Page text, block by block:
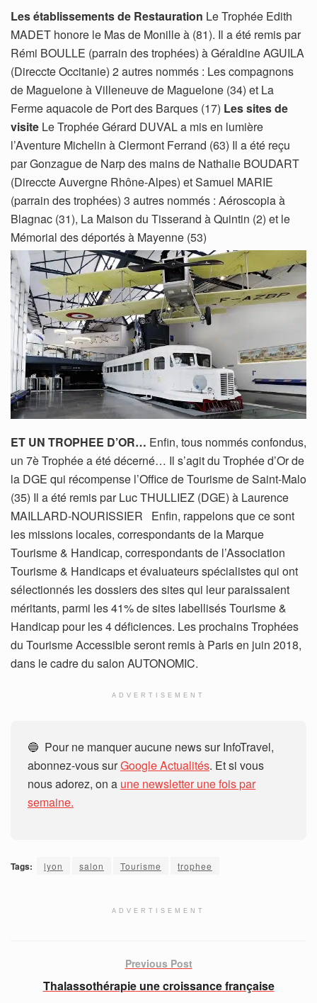
Les établissements de Restauration Le Trophée Edith
MADET honore le Mas de Monille à (81). Il a été remis par
Rémi BOULLE (parrain des trophées) à Géraldine AGUILA
(Direccte Occitanie) 2 autres nommés : Les compagnons
de Maguelone à Villeneuve de Maguelone (34) et La
Ferme aquacole de Port des Barques (17) Les sites de
visite Le Trophée Gérard DUVAL a mis en lumière
l’Aventure Michelin à Clermont Ferrand (63) Il a été reçu
par Gonzague de Narp des mains de Nathalie BOUDART
(Direccte Auvergne Rhône-Alpes) et Samuel MARIE
(parrain des trophées) 3 autres nommés : Aéroscopia à
Blagnac (31), La Maison du Tisserand à Quintin (2) et le
Mémorial des déportés à Mayenne (53)
ET UN TROPHEE D’OR… Enfin, tous nommés confondus,
un 7è Trophée a été décerné… Il s’agit du Trophée d’Or de
la DGE qui récompense l’Office de Tourisme de Saint-Malo
(35) Il a été remis par Luc THULLIEZ (DGE) à Laurence
MAILLARD-NOURISSIER Enfin, rappelons que ce sont
les missions locales, correspondants de la Marque
Tourisme & Handicap, correspondants de l’Association
Tourisme & Handicaps et évaluateurs spécialistes qui ont
sélectionnés les dossiers des sites qui leur paraissaient
méritants, parmi les 41% de sites labellisés Tourisme &
Handicap pour les 4 déficiences. Les prochains Trophées
du Tourisme Accessible seront remis à Paris en juin 2018,
dans le cadre du salon AUTONOMIC.
ADVERTISEMENT
🔵 Pour ne manquer aucune news sur InfoTravel,
abonnez-vous surGoogle Actualités. Et si vous
nous adorez, on a une newsletter une fois par
semaine.
Tags: lyon salon Tourisme trophee
ADVERTISEMENT
Previous Post
Thalassothérapie une croissance française